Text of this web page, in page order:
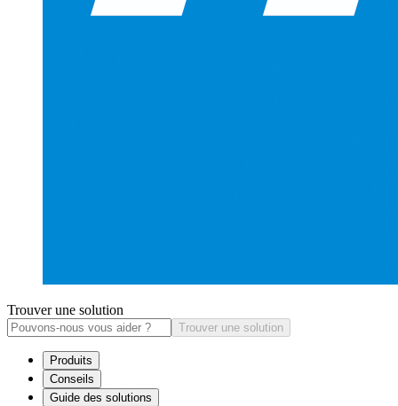
Trouver une solution
Trouver une solution
Produits
Conseils
Guide des solutions